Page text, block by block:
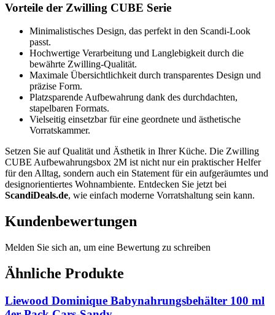
Vorteile der Zwilling CUBE Serie
Minimalistisches Design, das perfekt in den Scandi-Look
passt.
Hochwertige Verarbeitung und Langlebigkeit durch die
bewährte Zwilling-Qualität.
Maximale Übersichtlichkeit durch transparentes Design und
präzise Form.
Platzsparende Aufbewahrung dank des durchdachten,
stapelbaren Formats.
Vielseitig einsetzbar für eine geordnete und ästhetische
Vorratskammer.
Setzen Sie auf Qualität und Ästhetik in Ihrer Küche. Die Zwilling
CUBE Aufbewahrungsbox 2M ist nicht nur ein praktischer Helfer
für den Alltag, sondern auch ein Statement für ein aufgeräumtes und
designorientiertes Wohnambiente. Entdecken Sie jetzt bei
ScandiDeals.de, wie einfach moderne Vorratshaltung sein kann.
Kundenbewertungen
Melden Sie sich an, um eine Bewertung zu schreiben
Ähnliche Produkte
Liewood Dominique Babynahrungsbehälter 100 ml